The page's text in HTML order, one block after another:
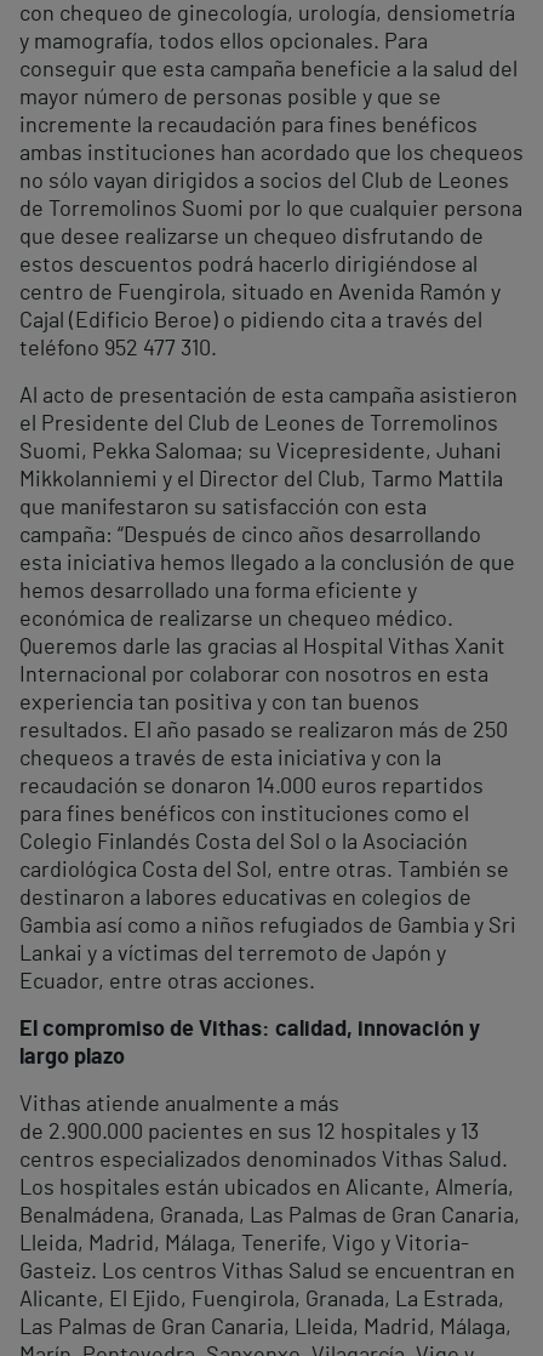
con chequeo de ginecología, urología, densiometría
y mamografía, todos ellos opcionales. Para
conseguir que esta campaña beneficie a la salud del
mayor número de personas posible y que se
incremente la recaudación para fines benéficos
ambas instituciones han acordado que los chequeos
no sólo vayan dirigidos a socios del Club de Leones
de Torremolinos Suomi por lo que cualquier persona
que desee realizarse un chequeo disfrutando de
estos descuentos podrá hacerlo dirigiéndose al
centro de Fuengirola, situado en Avenida Ramón y
Cajal (Edificio Beroe) o pidiendo cita a través del
teléfono 952 477 310.
Al acto de presentación de esta campaña asistieron
el Presidente del Club de Leones de Torremolinos
Suomi, Pekka Salomaa; su Vicepresidente, Juhani
Mikkolanniemi y el Director del Club, Tarmo Mattila
que manifestaron su satisfacción con esta
campaña: “Después de cinco años desarrollando
esta iniciativa hemos llegado a la conclusión de que
hemos desarrollado una forma eficiente y
económica de realizarse un chequeo médico.
Queremos darle las gracias al Hospital Vithas Xanit
Internacional por colaborar con nosotros en esta
experiencia tan positiva y con tan buenos
resultados. El año pasado se realizaron más de 250
chequeos a través de esta iniciativa y con la
recaudación se donaron 14.000 euros repartidos
para fines benéficos con instituciones como el
Colegio Finlandés Costa del Sol o la Asociación
cardiológica Costa del Sol, entre otras. También se
destinaron a labores educativas en colegios de
Gambia así como a niños refugiados de Gambia y Sri
Lankai y a víctimas del terremoto de Japón y
Ecuador, entre otras acciones.
El compromiso de Vithas: calidad, innovación y
largo plazo
Vithas atiende anualmente a más
de 2.900.000 pacientes en sus 12 hospitales y 13
centros especializados denominados Vithas Salud.
Los hospitales están ubicados en Alicante, Almería,
Benalmádena, Granada, Las Palmas de Gran Canaria,
Lleida, Madrid, Málaga, Tenerife, Vigo y Vitoria-
Gasteiz. Los centros Vithas Salud se encuentran en
Alicante, El Ejido, Fuengirola, Granada, La Estrada,
Las Palmas de Gran Canaria, Lleida, Madrid, Málaga,